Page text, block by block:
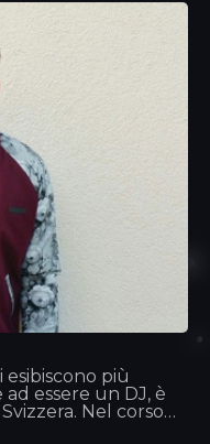
all’album
con Farid Band.
Vol. 4, si è
classifiche di
esibiscono più
essere un DJ, è
Nel corso